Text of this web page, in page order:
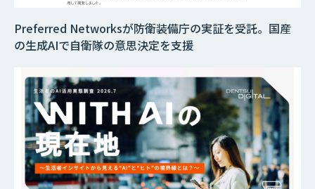
Preferred Networksが防衛装備庁の実証を受託。国産
の生成AIで自衛隊の意思決定を支援